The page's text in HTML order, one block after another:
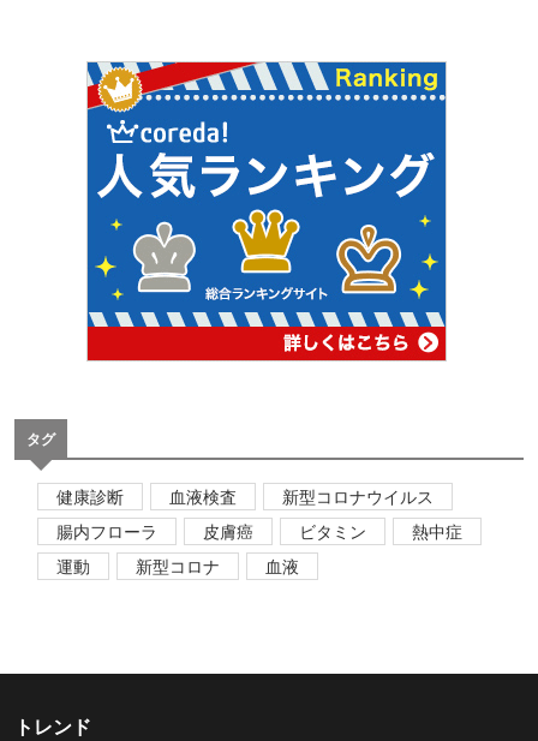
タグ
健康診断 血液検査
新型コロナウイルス
腸内フローラ
皮膚癌 ビタミン
熱中症
運動
新型コロナ 血液
トレンド